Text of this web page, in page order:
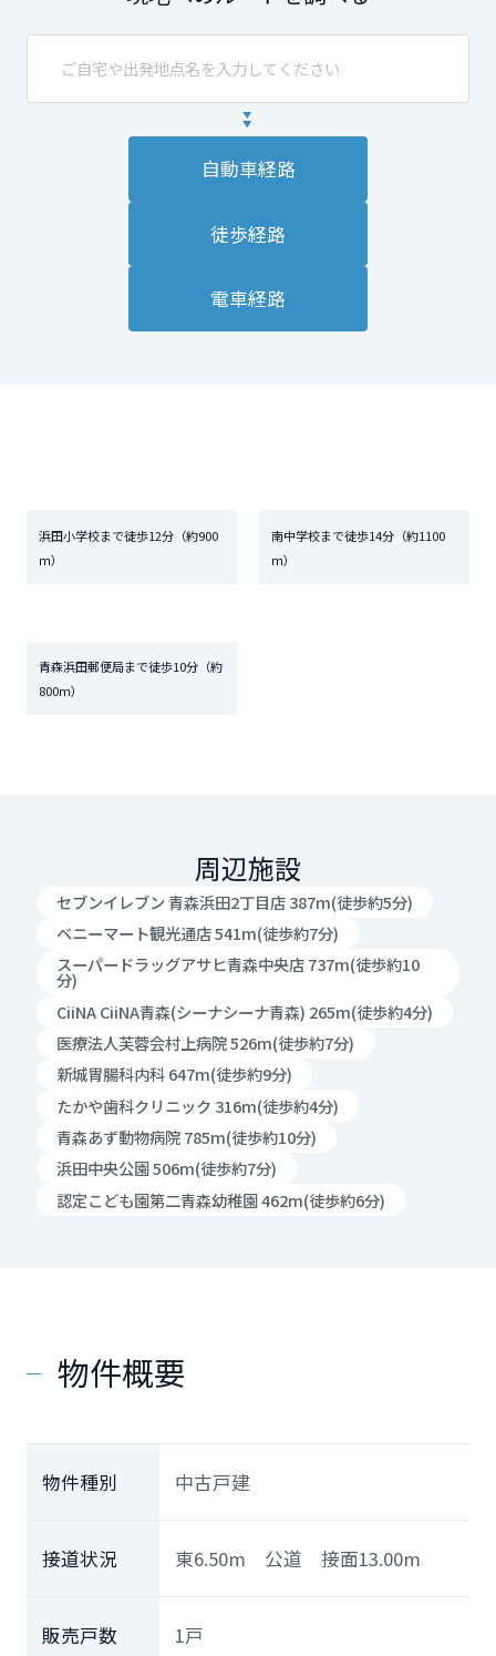
自動車経路
徒歩経路
電車経路
浜田小学校まで徒歩12分（約900
ｍ）
南中学校まで徒歩14分（約1100
ｍ）
青森浜田郵便局まで徒歩10分（約
800ｍ）
周辺施設
セブンイレブン 青森浜田2丁目店 387m(徒歩約5分)
ベニーマート観光通店 541m(徒歩約7分)
スーパードラッグアサヒ青森中央店 737m(徒歩約10
分)
CiiNA CiiNA青森(シーナシーナ青森) 265m(徒歩約4分)
医療法人芙蓉会村上病院 526m(徒歩約7分)
新城胃腸科内科 647m(徒歩約9分)
たかや歯科クリニック 316m(徒歩約4分)
青森あず動物病院 785m(徒歩約10分)
浜田中央公園 506m(徒歩約7分)
認定こども園第二青森幼稚園 462m(徒歩約6分)
物件概要
物件種別 中古戸建
接道状況 東6.50m 公道 接面13.00m
販売戸数 1戸